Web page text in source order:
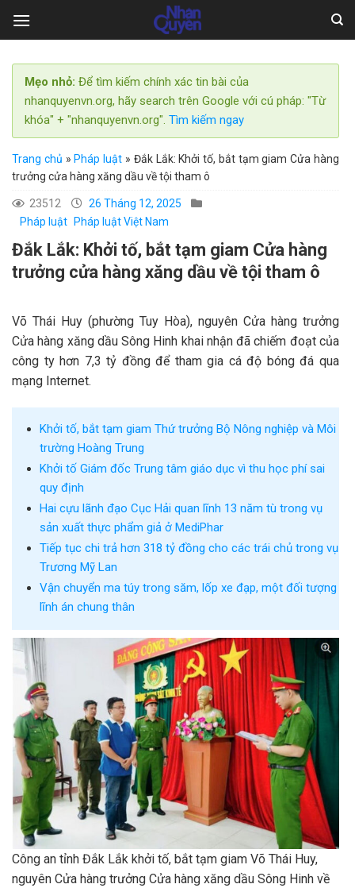
Mẹo nhỏ: Để tìm kiếm chính xác tin bài của
nhanquyenvn.org, hãy search trên Google với cú pháp: "Từ
khóa" + "nhanquyenvn.org". Tìm kiếm ngay
Trang chủ » Pháp luật » Đắk Lắk: Khởi tố, bắt tạm giam Cửa hàng
trưởng cửa hàng xăng dầu về tội tham ô
23512
26 Tháng 12, 2025
Pháp luật
Pháp luật Việt Nam
Đắk Lắk: Khởi tố, bắt tạm giam Cửa hàng
trưởng cửa hàng xăng dầu về tội tham ô
Võ Thái Huy (phường Tuy Hòa), nguyên Cửa hàng trưởng
Cửa hàng xăng dầu Sông Hinh khai nhận đã chiếm đoạt của
công ty hơn 7,3 tỷ đồng để tham gia cá độ bóng đá qua
mạng Internet.
Khởi tố, bắt tạm giam Thứ trưởng Bộ Nông nghiệp và Môi
trường Hoàng Trung
Khởi tố Giám đốc Trung tâm giáo dục vì thu học phí sai
quy định
Hai cựu lãnh đạo Cục Hải quan lĩnh 13 năm tù trong vụ
sản xuất thực phẩm giả ở MediPhar
Tiếp tục chi trả hơn 318 tỷ đồng cho các trái chủ trong vụ
Trương Mỹ Lan
Vận chuyển ma túy trong săm, lốp xe đạp, một đối tượng
lĩnh án chung thân
Công an tỉnh Đắk Lắk khởi tố, bắt tạm giam Võ Thái Huy,
nguyên Cửa hàng trưởng Cửa hàng xăng dầu Sông Hinh về